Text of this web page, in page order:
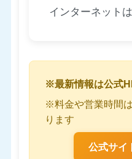
インターネット
※最新情報は公式
※料金や営業時間
ります
公式サイ